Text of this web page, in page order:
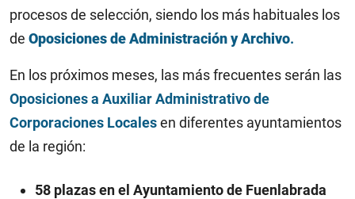
procesos de selección, siendo los más habituales los
de Oposiciones de Administración y Archivo.
En los próximos meses, las más frecuentes serán las
Oposiciones a Auxiliar Administrativo de
Corporaciones Localesen diferentes ayuntamientos
de la región:
58 plazas en el Ayuntamiento de Fuenlabrada